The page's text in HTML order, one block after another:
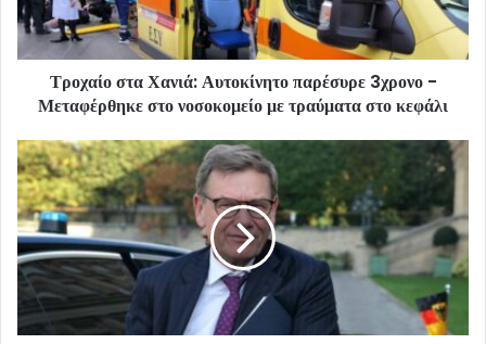
Τροχαίο στα Χανιά: Αυτοκίνητο παρέσυρε 3χρονο -
Μεταφέρθηκε στο νοσοκομείο με τραύματα στο κεφάλι